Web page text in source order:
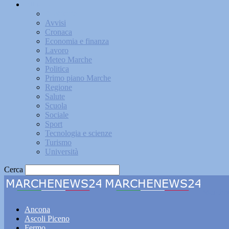
Avvisi
Cronaca
Economia e finanza
Lavoro
Meteo Marche
Politica
Primo piano Marche
Regione
Salute
Scuola
Sociale
Sport
Tecnologia e scienze
Turismo
Università
Cerca
Ancona
Ascoli Piceno